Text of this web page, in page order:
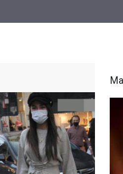
Çevre Dostu Ambalaj